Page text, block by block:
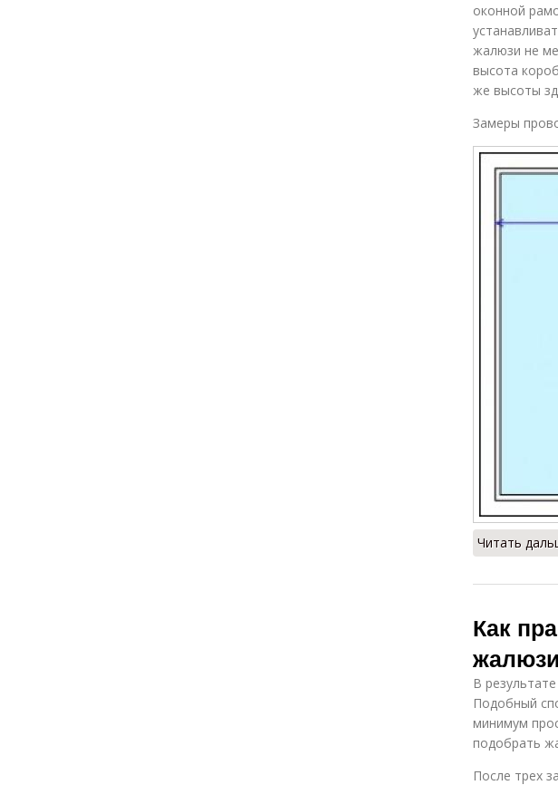
оконной
жалюзи не
высота
же высоты
Замеры
Читать
Как
В
Подобный
минимум
подобрать
После трех